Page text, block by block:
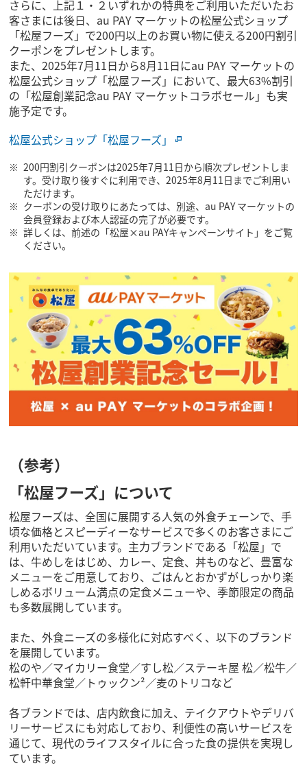
さらに、上記１・２いずれかの特典をご利用いただいたお
客さまには後日、au PAY マーケットの松屋公式ショップ
「松屋フーズ」で200円以上のお買い物に使える200円割引
クーポンをプレゼントします。
また、2025年7月11日から8月11日にau PAY マーケットの
松屋公式ショップ「松屋フーズ」において、最大63%割引
の「松屋創業記念au PAY マーケットコラボセール」も実
施予定です。
松屋公式ショップ「松屋フーズ」
200円割引クーポンは2025年7月11日から順次プレゼントしま
す。受け取り後すぐに利用でき、2025年8月11日までご利用い
ただけます。
クーポンの受け取りにあたっては、別途、au PAY マーケットの
会員登録および本人認証の完了が必要です。
詳しくは、前述の「松屋×au PAYキャンペーンサイト」をご覧
ください。
（参考）
「松屋フーズ」について
松屋フーズは、全国に展開する人気の外食チェーンで、手
頃な価格とスピーディーなサービスで多くのお客さまにご
利用いただいています。主力ブランドである「松屋」で
は、牛めしをはじめ、カレー、定食、丼ものなど、豊富な
メニューをご用意しており、ごはんとおかずがしっかり楽
しめるボリューム満点の定食メニューや、季節限定の商品
も多数展開しています。
また、外食ニーズの多様化に対応すべく、以下のブランド
を展開しています。
松のや／マイカリー食堂／すし松／ステーキ屋 松／松牛／
松軒中華食堂／トゥックン²／麦のトリコなど
各ブランドでは、店内飲食に加え、テイクアウトやデリバ
リーサービスにも対応しており、利便性の高いサービスを
通じて、現代のライフスタイルに合った食の提供を実現し
ています。